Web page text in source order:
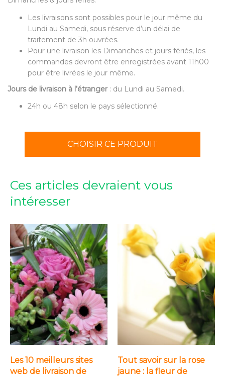
Les livraisons sont possibles pour le jour même du
Lundi au Samedi, sous réserve d’un délai de
traitement de 3h ouvrées.
Pour une livraison les Dimanches et jours fériés, les
commandes devront être enregistrées avant 11h00
pour être livrées le jour même.
Jours de livraison à l’étranger : du Lundi au Samedi.
24h ou 48h selon le pays sélectionné.
CHOISIR CE PRODUIT
Ces articles devraient vous
intéresser
Les 10 meilleurs sites
web de livraison de
Tout savoir sur la rose
jaune : la fleur de